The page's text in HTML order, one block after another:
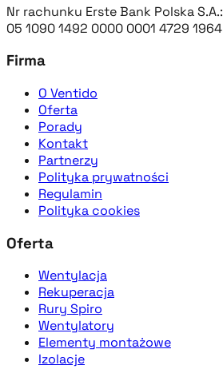
Nr rachunku Erste Bank Polska S.A.:
05 1090 1492 0000 0001 4729 1964
Firma
O Ventido
Oferta
Porady
Kontakt
Partnerzy
Polityka prywatności
Regulamin
Polityka cookies
Oferta
Wentylacja
Rekuperacja
Rury Spiro
Wentylatory
Elementy montażowe
Izolacje